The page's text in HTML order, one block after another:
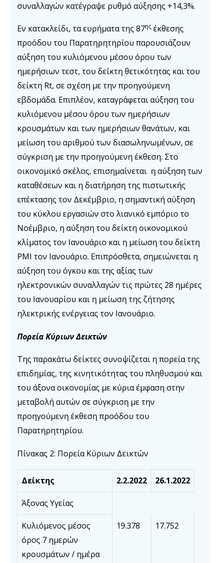
συναλλαγών κατέγραψε ρυθμό αύξησης +14,3%.
Εν κατακλείδι, τα ευρήματα της 87ης έκθεσης
προόδου του Παρατηρητηρίου παρουσιάζουν
αύξηση του κυλιόμενου μέσου όρου των
ημερήσιων τεστ, του δείκτη θετικότητας και του
δείκτη Rt, σε σχέση με την προηγούμενη
εβδομάδα. Επιπλέον, καταγράφεται αύξηση του
κυλιόμενου μέσου όρου των ημερήσιων
κρουσμάτων και των ημερήσιων θανάτων, και
μείωση του αριθμού των διασωληνωμένων, σε
σύγκριση με την προηγούμενη έκθεση. Στο
οικονομικό σκέλος, επισημαίνεται η αύξηση των
καταθέσεων και η διατήρηση της πιστωτικής
επέκτασης τον Δεκέμβριο, η σημαντική αύξηση
του κύκλου εργασιών στο λιανικό εμπόριο το
Νοέμβριο, η αύξηση του δείκτη οικονομικού
κλίματος τον Ιανουάριο και η μείωση του δείκτη
PMI τον Ιανουάριο. Επιπρόσθετα, σημειώνεται η
αύξηση του όγκου και της αξίας των
ηλεκτρονικών συναλλαγών τις πρώτες 28 ημέρες
του Ιανουαρίου και η μείωση της ζήτησης
ηλεκτρικής ενέργειας τον Ιανουάριο.
Πορεία Κύριων Δεικτών
Της παρακάτω δείκτες συνοψίζεται η πορεία της
επιδημίας, της κινητικότητας του πληθυσμού και
του άξονα οικονομίας με κύρια έμφαση στην
μεταβολή αυτών σε σύγκριση με την
προηγούμενη έκθεση προόδου του
Παρατηρητηρίου.
Πίνακας 2: Πορεία Κύριων Δεικτών
Δείκτης 2.2.2022 26.1.2022
Άξονας Υγείας
Κυλιόμενος μέσος
όρος 7 ημερών
κρουσμάτων / ημέρα
19.378 17.752